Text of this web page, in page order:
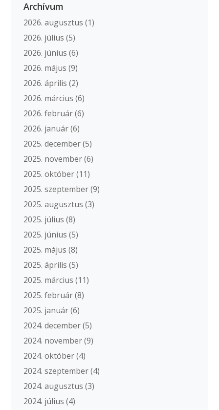
Archívum
2026. augusztus (1)
2026. július (5)
2026. június (6)
2026. május (9)
2026. április (2)
2026. március (6)
2026. február(6)
2026. január(6)
2025. december(5)
2025. november(6)
2025. október(11)
2025. szeptember(9)
2025. augusztus (3)
2025. július (8)
2025. június (5)
2025. május (8)
2025. április (5)
2025. március (11)
2025. február(8)
2025. január(6)
2024. december(5)
2024. november(9)
2024. október(4)
2024. szeptember(4)
2024. augusztus (3)
2024. július (4)